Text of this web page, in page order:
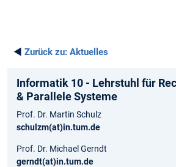
◄ Zurück zu: Aktuelles
Informatik 10 - Lehrstuhl für
& Parallele Systeme
Prof. Dr. Martin Schulz
schulzm(at)in.tum.de
Prof. Dr. Michael Gerndt
gerndt(at)in.tum.de